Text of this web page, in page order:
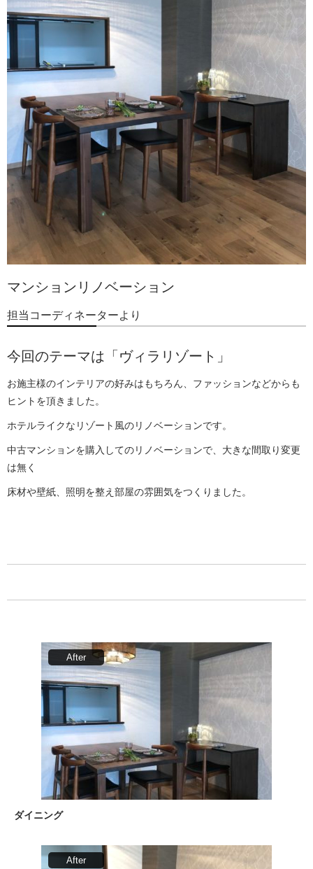
マンションリノベーション
担当コーディネーターより
今回のテーマは「ヴィラリゾート」
お施主様のインテリアの好みはもちろん、ファッションなどからも
ヒントを頂きました。
ホテルライクなリゾート風のリノベーションです。
中古マンションを購入してのリノベーションで、大きな間取り変更
は無く
床材や壁紙、照明を整え部屋の雰囲気をつくりました。
ダイニング